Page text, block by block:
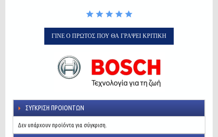
ΓΊΝΕ Ο ΠΡΏΤΟΣ ΠΟΥ ΘΑ ΓΡΆΨΕΙ ΚΡΙΤΙΚΉ
ΣΎΓΚΡΙΣΗ ΠΡΟΙΌΝΤΩΝ
Δεν υπάρχουν προϊόντα για σύγκριση.